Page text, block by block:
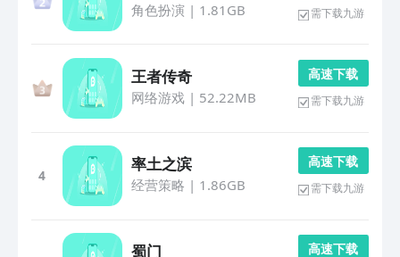
角色扮演 | 1.81GB 需下载九游
王者传奇
网络游戏| 52.22MB
高 速 下 载
需下载九游
4
率土之滨
经营策略 | 1.86GB
高 速 下 载
需下载九游
蜀门 高 速 下 载